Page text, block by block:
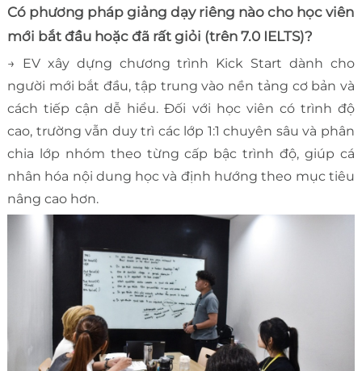
Có phương pháp giảng dạy riêng nào cho học viên
mới bắt đầu hoặc đã rất giỏi (trên 7.0 IELTS)?
→ EV xây dựng chương trình Kick Start dành cho
người mới bắt đầu, tập trung vào nền tảng cơ bản và
cách tiếp cận dễ hiểu. Đối với học viên có trình độ
cao, trường vẫn duy trì các lớp 1:1 chuyên sâu và phân
chia lớp nhóm theo từng cấp bậc trình độ, giúp cá
nhân hóa nội dung học và định hướng theo mục tiêu
nâng cao hơn.